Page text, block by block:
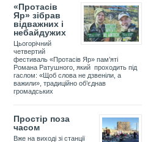
«Протасів
Яр» зібрав
відважних і
небайдужих
Цьогорічний
четвертий
фестиваль «Протасів Яр» пам’яті
Романа Ратушного, який проходить під
гаслом: «Щоб слова не дзвеніли, а
важили», традиційно об’єднав
громадських
Простір поза
часом
Вже на виході зі станції